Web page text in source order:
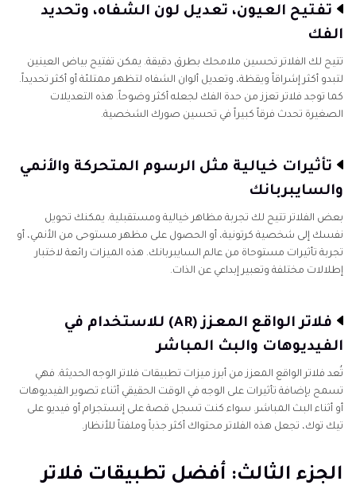
تفتيح العيون، تعديل لون الشفاه، وتحديد
الفك
تتيح لك الفلاتر تحسين ملامحك بطرق دقيقة. يمكن تفتيح بياض العينين
لتبدو أكثر إشراقاً ويقظة، وتعديل ألوان الشفاه لتظهر ممتلئة أو أكثر تحديداً.
كما توجد فلاتر تعزز من حدة الفك لجعله أكثر وضوحاً. هذه التعديلات
الصغيرة تحدث فرقاً كبيراً في تحسين صورك الشخصية.
تأثيرات خيالية مثل الرسوم المتحركة والأنمي
والسايبربانك
بعض الفلاتر تتيح لك تجربة مظاهر خيالية ومستقبلية. يمكنك تحويل
نفسك إلى شخصية كرتونية، أو الحصول على مظهر مستوحى من الأنمي، أو
تجربة تأثيرات مستوحاة من عالم السايبربانك. هذه الميزات رائعة لاختبار
إطلالات مختلفة وتعبير إبداعي عن الذات.
فلاتر الواقع المعزز (AR) للاستخدام في
الفيديوهات والبث المباشر
تُعد فلاتر الواقع المعزز من أبرز ميزات تطبيقات فلاتر الوجه الحديثة. فهي
تسمح بإضافة تأثيرات على الوجه في الوقت الحقيقي أثناء تصوير الفيديوهات
أو أثناء البث المباشر. سواء كنت تسجل قصة على إنستجرام أو فيديو على
تيك توك، تجعل هذه الفلاتر محتواك أكثر جذباً وملفتاً للأنظار.
الجزء الثالث: أفضل تطبيقات فلاتر